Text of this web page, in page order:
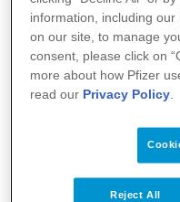
sono disponibili
contribuito a
rendendo sempre
l’attenzione sulla
In questo
information, including our
on our site, to manage
consent, please click on
more about how Pfizer
read our Privacy Policy.
Reject All